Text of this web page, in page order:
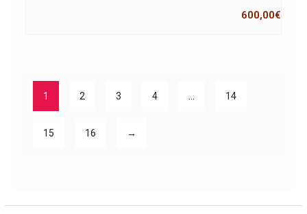
600,00€
1 2 3 4 14
15 16 →